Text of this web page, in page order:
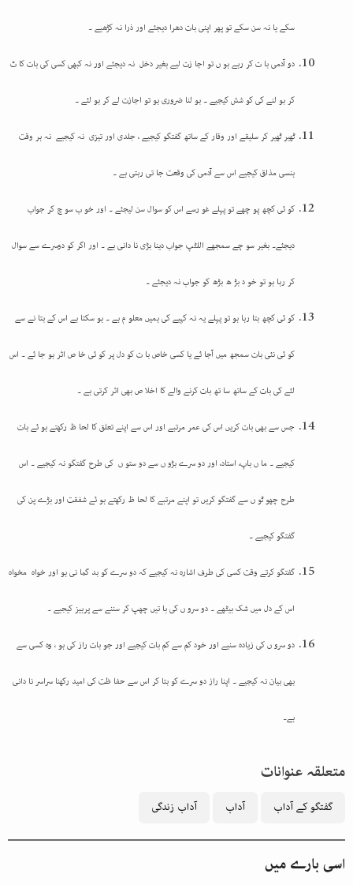
سکے یا نہ سن سکے تو پھر اپنی بات دھرا دیجئے اور ذرا نہ کڑھیے ۔
دو آدمی با ت کر رہے ہو ں تو اجا زت لیے بغیر دخل نہ دیجئے اور نہ کبھی کسی کی بات کا ٹ
کر بو لنے کی کو شش کیجیے ۔ بو لنا ضروری ہو تو اجازت لے کر بو لئے ۔
ٹھیر ٹھیر کر سلیقے اور وقار کے ساتھ گفتگو کیجیے ، جلدی اور تیزی نہ کیجیے نہ ہر وقت
ہنسی مذاق کیجیے اس سے آدمی کی وقعت جا تی رہتی ہے ۔
کو ئی کچھ پو چھے تو پہلے غو رسے اس کو سوال سن لیجئے ۔ اور خو ب سو چ کر جواب
دیجئے۔ بغیر سو چے سمجھے اللٹپ جواب دینا بڑی نا دانی ہے ۔ اور اگر کو دوسرے سے سوال
کر رہا ہو تو خو د بڑ ھ بڑھ کو جواب نہ دیجئے ۔
کو ئی کچھ بتا رہا ہو تو پہلے یہ نہ کہیے کی ہمیں معلو م ہے ۔ ہو سکتا ہے اس کے بتا نے سے
کو ئی نئی بات سمجھ میں آجا ئے یا کسی خاص با ت کو دل پر کو ئی خا ص اثر ہو جا ئے ۔ اس
لئے کی بات کے ساتھ سا تھ بات کرنے والے کا اخلا ص بھی اثر کرتی ہے ۔
جس سے بھی بات کریں اس کی عمر مرتبے اور اس سے اپنے تعلق کا لحا ظ رکھتے ہو ئے بات
کیجیے ۔ ما ں باپ، استاد، اور دو سرے بڑو ں سے دو ستو ں کی طرح گفتگو نہ کیجیے ۔ اس
طرح چھو ٹو ں سے گفتگو کریں تو اپنے مرتبے کا لحا ظ رکھتے ہو ئے شفقت اور بڑے پن کی
گفتگو کیجیے ۔
گفتگو کرتے وقت کسی کی طرف اشارہ نہ کیجیے کہ دو سرے کو بد گما نی ہو اور خواہ مخواہ
اس کے دل میں شک بیٹھے ۔ دو سرو ں کی با تیں چھپ کر سننے سے پرہیز کیجیے ۔
دو سرو ں کی زیادہ سنیے اور خود کم سے کم بات کیجیے اور جو بات راز کی ہو ، وہ کسی سے
بھی بیان نہ کیجیے ۔ اپنا راز دو سرے کو بتا کر اس سے حفا ظت کی امید رکھنا سراسر نا دانی
ہے۔
متعلقہ عنوانات
گفتگو کے آداب آداب آداب زندگی
اسی بارے میں